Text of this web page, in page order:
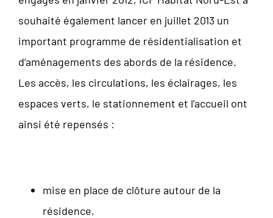
souhaité également lancer en juillet 2013 un
important programme de résidentialisation et
d’aménagements des abords de la résidence.
Les accès, les circulations, les éclairages, les
espaces verts, le stationnement et l’accueil ont
ainsi été repensés :
mise en place de clôture autour de la
résidence,